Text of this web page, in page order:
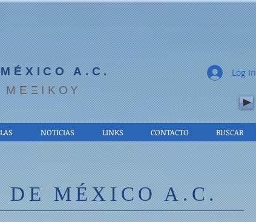
A.C.
NOTICIAS LINKS CONTACTO BUSCAR
Log In
MÉXICO A.C.